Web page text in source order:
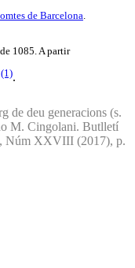
de Barcelona
1085. A partir
(1).
de deu generacions (s.
M. Cingolani. Butlletí
Núm XXVIII (2017), p.